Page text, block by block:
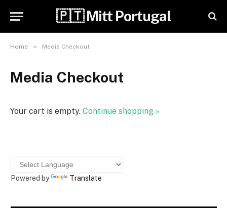
🇵🇹 Mitt Portugal
Home » Media Checkout
Media Checkout
Your cart is empty. Continue shopping »
Powered by Translate